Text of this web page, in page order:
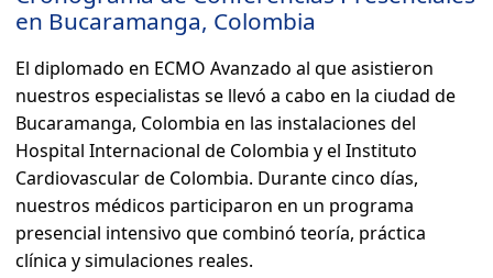
en Bucaramanga, Colombia
El diplomado en ECMO Avanzado al que asistieron
nuestros especialistas se llevó a cabo en la ciudad de
Bucaramanga, Colombia en las instalaciones del
Hospital Internacional de Colombia y el Instituto
Cardiovascular de Colombia. Durante cinco días,
nuestros médicos participaron en un programa
presencial intensivo que combinó teoría, práctica
clínica y simulaciones reales.